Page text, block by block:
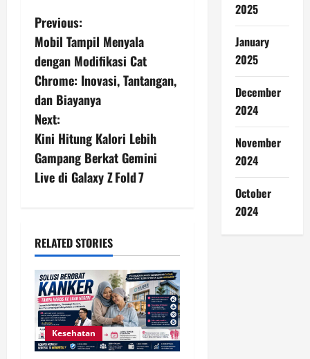
P
o
s
t
n
a
g
a
t
i
Previous:
Mobil Tampil Menyala
dengan Modifikasi Cat
Chrome: Inovasi, Tantangan,
dan Biayanya
Next:
Kini Hitung Kalori Lebih
Gampang Berkat Gemini
Live di Galaxy Z Fold 7
RELATED STORIES
Kesehatan
2025
January
2025
December
2024
November
2024
October
2024